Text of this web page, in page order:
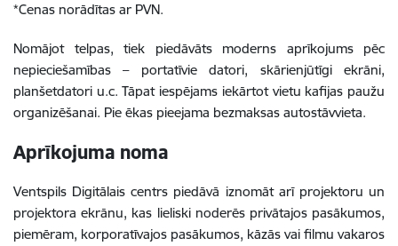
*Cenas norādītas ar PVN.
Nomājot telpas, tiek piedāvāts moderns aprīkojums pēc
nepieciešamības – portatīvie datori, skārienjūtīgi ekrāni,
planšetdatori u.c. Tāpat iespējams iekārtot vietu kafijas paužu
organizēšanai. Pie ēkas pieejama bezmaksas autostāvvieta.
Aprīkojuma noma
Ventspils Digitālais centrs piedāvā iznomāt arī projektoru un
projektora ekrānu, kas lieliski noderēs privātajos pasākumos,
piemēram, korporatīvajos pasākumos, kāzās vai filmu vakaros